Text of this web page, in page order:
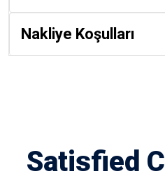
Nakliye Koşulları
Satisfied